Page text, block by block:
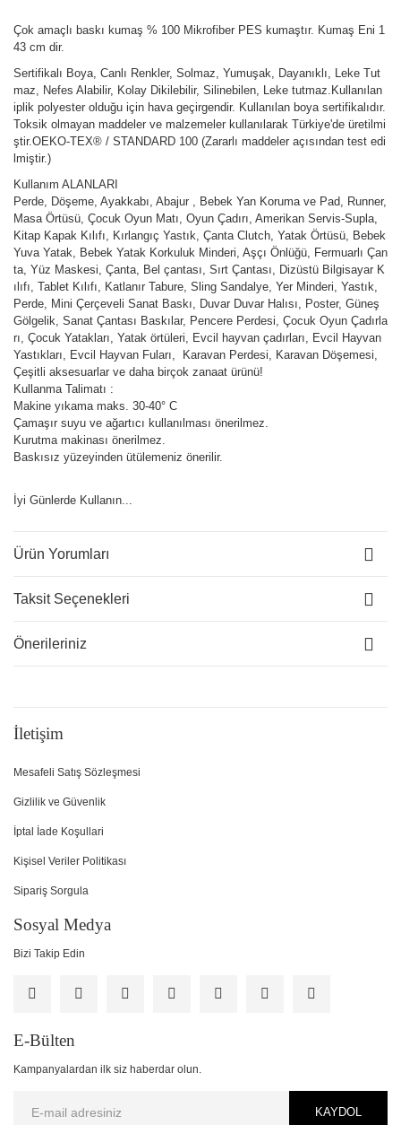
Çok amaçlı baskı kumaş % 100 Mikrofiber PES kumaştır. Kumaş Eni 1
43 cm dir.
Sertifikalı Boya, Canlı Renkler, Solmaz, Yumuşak, Dayanıklı, Leke Tut
maz, Nefes Alabilir, Kolay Dikilebilir, Silinebilen, Leke tutmaz.Kullanılan
iplik polyester olduğu için hava geçirgendir. Kullanılan boya sertifikalıdır.
Toksik olmayan maddeler ve malzemeler kullanılarak Türkiye'de üretilmi
ştir.OEKO-TEX® / STANDARD 100 (Zararlı maddeler açısından test edi
lmiştir.)
Kullanım ALANLARI
Perde, Döşeme, Ayakkabı, Abajur , Bebek Yan Koruma ve Pad, Runner,
Masa Örtüsü, Çocuk Oyun Matı, Oyun Çadırı, Amerikan Servis-Supla,
Kitap Kapak Kılıfı, Kırlangıç Yastık, Çanta Clutch, Yatak Örtüsü, Bebek
Yuva Yatak, Bebek Yatak Korkuluk Minderi, Aşçı Önlüğü, Fermuarlı Çan
ta, Yüz Maskesi, Çanta, Bel çantası, Sırt Çantası, Dizüstü Bilgisayar K
ılıfı, Tablet Kılıfı, Katlanır Tabure, Sling Sandalye, Yer Minderi, Yastık,
Perde, Mini Çerçeveli Sanat Baskı, Duvar Duvar Halısı, Poster, Güneş
Gölgelik, Sanat Çantası Baskılar, Pencere Perdesi, Çocuk Oyun Çadırla
rı, Çocuk Yatakları, Yatak örtüleri, Evcil hayvan çadırları, Evcil Hayvan
Yastıkları, Evcil Hayvan Fuları, Karavan Perdesi, Karavan Döşemesi,
Çeşitli aksesuarlar ve daha birçok zanaat ürünü!
Kullanma Talimatı :
Makine yıkama maks. 30-40° C
Çamaşır suyu ve ağartıcı kullanılması önerilmez.
Kurutma makinası önerilmez.
Baskısız yüzeyinden ütülemeniz önerilir.
İyi Günlerde Kullanın...
Ürün Yorumları
Taksit Seçenekleri
Önerileriniz
İletişim
Mesafeli Satış Sözleşmesi
Gizlilik ve Güvenlik
İptal İade Koşullari
Kişisel Veriler Politikası
Sipariş Sorgula
Sosyal Medya
Bizi Takip Edin
E-Bülten
Kampanyalardan ilk siz haberdar olun.
KAYDOL